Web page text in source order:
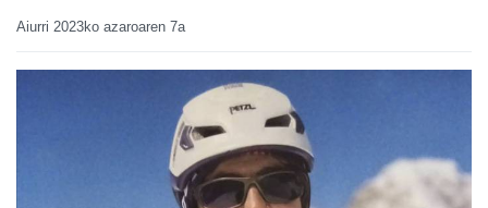
Aiurri 2023ko azaroaren 7a